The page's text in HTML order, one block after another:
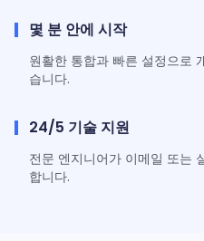
몇 분 안에 시작
원활한 통합과 빠른 설정으로
습니다.
24/5 기술 지원
전문 엔지니어가 이메일 또는
합니다.